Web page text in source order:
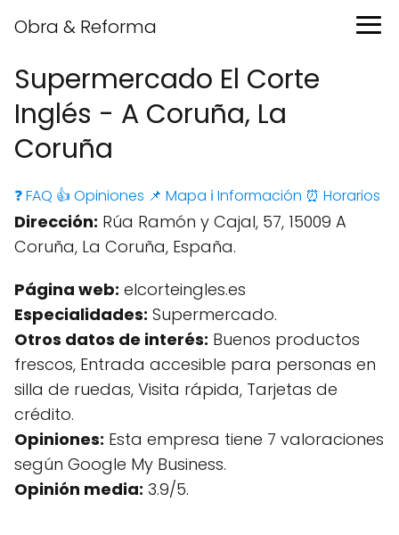
Obra & Reforma
Supermercado El Corte
Inglés - A Coruña, La
Coruña
❓ FAQ 👍 Opiniones 📌 Mapa ℹ️ Información ⏰ Horarios
Dirección: Rúa Ramón y Cajal, 57, 15009 A
Coruña, La Coruña, España.
Página web: elcorteingles.es
Especialidades: Supermercado.
Otros datos de interés: Buenos productos
frescos, Entrada accesible para personas en
silla de ruedas, Visita rápida, Tarjetas de
crédito.
Opiniones: Esta empresa tiene 7 valoraciones
según Google My Business.
Opinión media: 3.9/5.